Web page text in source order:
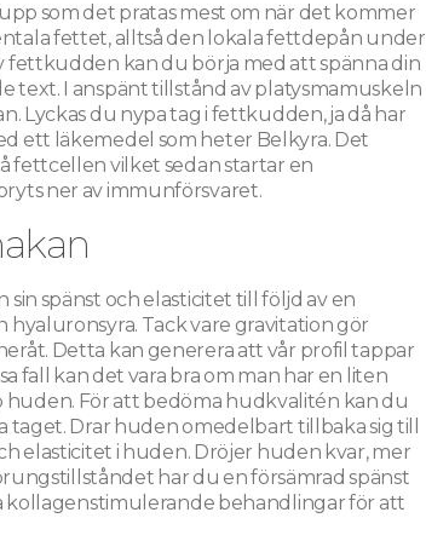
som det pratas mest om när det kommer
fettet, alltså den lokala fettdepån under
fettkudden kan du börja med att spänna din
text. I anspänt tillstånd av platysmamuskeln
Lyckas du nypa tag i fettkudden, ja då har
ett läkemedel som heter Belkyra. Det
fettcellen vilket sedan startar en
ner av immunförsvaret.
spänst och elasticitet till följd av en
Tack vare gravitation gör
Detta kan generera att vår profil tappar
fall kan det vara bra om man har en liten
För att bedöma hudkvalitén kan du
Drar huden omedelbart tillbaka sig till
elasticitet i huden. Dröjer huden kvar, mer
har du en försämrad spänst
kollagenstimulerande behandlingar för att